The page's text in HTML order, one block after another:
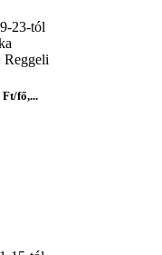
23-tól
Reggeli
Ft/fő,...